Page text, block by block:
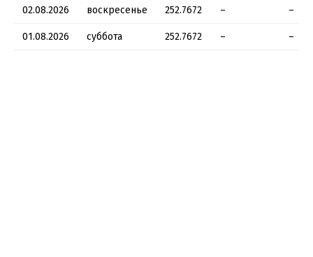
02.08.2026 воскресенье 252.7672 – –
01.08.2026 суббота 252.7672 – –